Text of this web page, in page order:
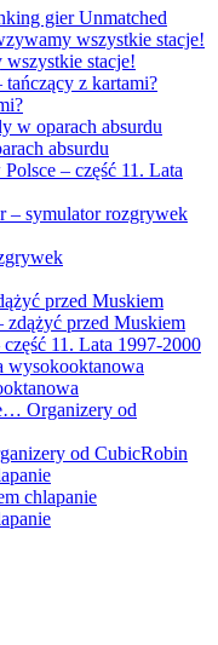
gier Unmatched
wszystkie stacje!
stacje!
tańczący z kartami?
w oparach absurdu
absurdu
– część 11. Lata
– symulator rozgrywek
przed Muskiem
zdążyć przed Muskiem
11. Lata 1997-2000
wysokooktanowa
Organizery od
od CubicRobin
chlapanie